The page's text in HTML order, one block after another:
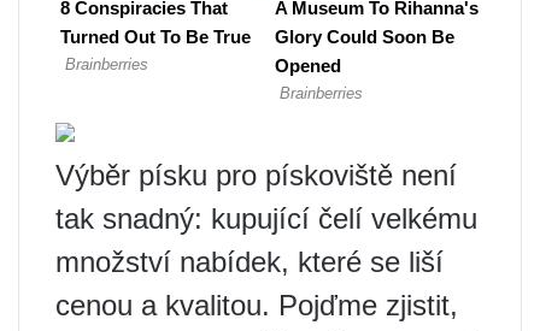
Výběr písku pro pískoviště není
tak snadný: kupující čelí velkému
množství nabídek, které se liší
cenou a kvalitou. Pojďme zjistit,